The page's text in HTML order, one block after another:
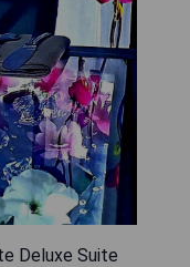
Deluxe Suite